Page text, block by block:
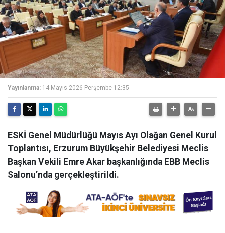
Yayınlanma: 14 Mayıs 2026 Perşembe 12:35
ESKİ Genel Müdürlüğü Mayıs Ayı Olağan Genel Kurul
Toplantısı, Erzurum Büyükşehir Belediyesi Meclis
Başkan Vekili Emre Akar başkanlığında EBB Meclis
Salonu’nda gerçekleştirildi.